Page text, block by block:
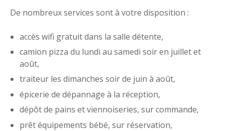
De nombreux services sont à votre disposition :
accès wifi gratuit dans la salle détente,
camion pizza du lundi au samedi soir en juillet et
août,
traiteur les dimanches soir de juin à août,
épicerie de dépannage à la réception,
dépôt de pains et viennoiseries, sur commande,
prêt équipements bébé, sur réservation,